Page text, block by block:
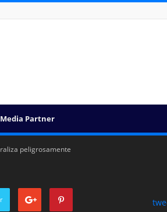
Media Partner
peligrosamente